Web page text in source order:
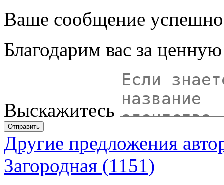
Ваше сообщение успешно
Благодарим вас за
Выскажитесь
Отправить
Другие предложения
Загородная (1151)